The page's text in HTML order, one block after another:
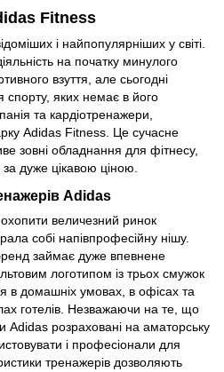
Fitness
і найпопулярніших у світі.
на початку минулого
взуття, але сьогодні
спорту, яких немає в його
та кардіотренажери,
Adidas Fitness. Це сучасне
зовні обладнання для фітнесу,
за дуже цікавою ціною.
Adidas
величезний ринок
собі напівпрофесійну нішу.
займає дуже впевнене
логотипом із трьох смужок
в домашніх умовах, в офісах та
готелів. Незважаючи на те, що
Adidas розраховані на аматорську
і професіонали для
тренажерів дозволяють